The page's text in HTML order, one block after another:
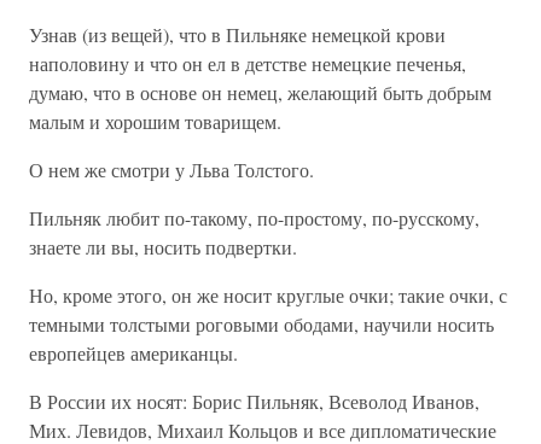
Узнав (из вещей), что в Пильняке немецкой крови
наполовину и что он ел в детстве немецкие печенья,
думаю, что в основе он немец, желающий быть добрым
малым и хорошим товарищем.
О нем же смотри у Льва Толстого.
Пильняк любит по-такому, по-простому, по-русскому,
знаете ли вы, носить подвертки.
Но, кроме этого, он же носит круглые очки; такие очки, с
темными толстыми роговыми ободами, научили носить
европейцев американцы.
В России их носят: Борис Пильняк, Всеволод Иванов,
Мих. Левидов, Михаил Кольцов и все дипломатические